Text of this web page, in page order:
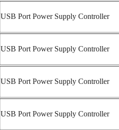
USB Port Power Supply Controller
USB Port Power Supply Controller
USB Port Power Supply Controller
USB Port Power Supply Controller